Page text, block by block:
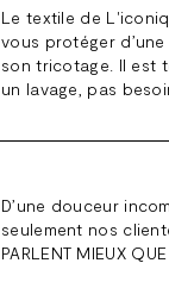
Le textile de
vous protéger
son tricotage. Il est
un lavage, pas
D’une douceur
seulement nos
PARLENT MIEUX